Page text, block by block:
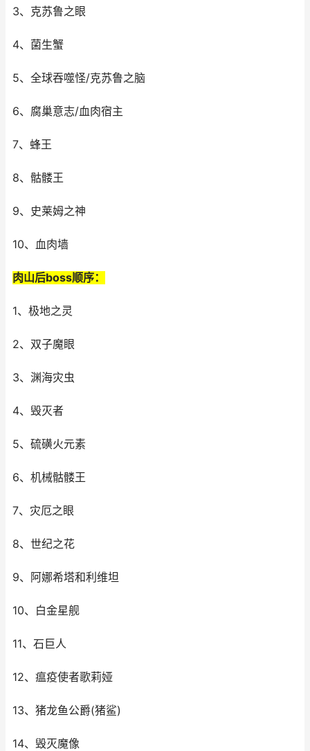
3、克苏鲁之眼
4、菌生蟹
5、全球吞噬怪/克苏鲁之脑
6、腐巢意志/血肉宿主
7、蜂王
8、骷髅王
9、史莱姆之神
10、血肉墙
肉山后boss顺序：
1、极地之灵
2、双子魔眼
3、渊海灾虫
4、毁灭者
5、硫磺火元素
6、机械骷髅王
7、灾厄之眼
8、世纪之花
9、阿娜希塔和利维坦
10、白金星舰
11、石巨人
12、瘟疫使者歌莉娅
13、猪龙鱼公爵(猪鲨)
14、毁灭魔像